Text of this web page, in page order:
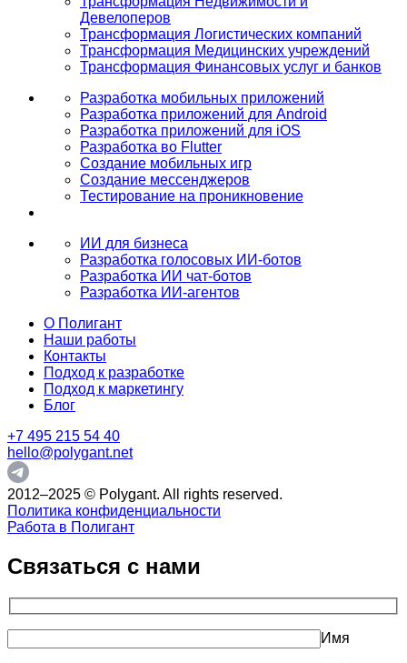
Девелоперов
Трансформация Логистических компаний
Трансформация Медицинских учреждений
Трансформация Финансовых услуг и банков
Разработка мобильных приложений
Разработка приложений для Android
Разработка приложений для iOS
Разработка во Flutter
Создание мобильных игр
Создание мессенджеров
Тестирование на проникновение
ИИ для бизнеса
Разработка голосовых ИИ-ботов
Разработка ИИ чат-ботов
Разработка ИИ-агентов
О Полигант
Наши работы
Контакты
Подход к разработке
Подход к маркетингу
Блог
+7 495 215 54 40
hello@polygant.net
2012–2025 © Polygant. All rights reserved.
Политика конфиденциальности
Работа в Полигант
Связаться с нами
Имя